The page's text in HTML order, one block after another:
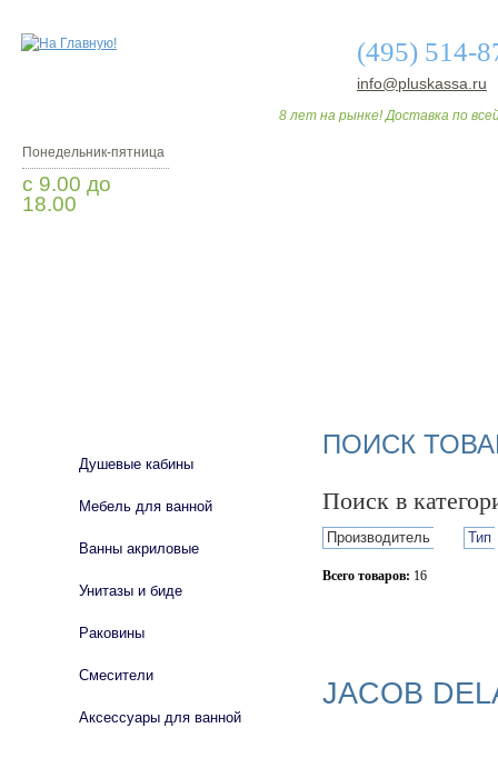
(495) 514-
info@pluskassa.ru
8 лет на рынке! Доставка по
Понедельник-пятница
с 9.00 до
18.00
ПОИСК
Поиск в
Производитель Тип
Всего товаров: 16
JACOB
Душевые кабины
Мебель для ванной
Ванны акриловые
Унитазы и биде
Раковины
Смесители
Аксессуары для ванной